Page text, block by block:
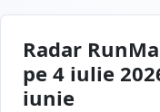
Radar
pe 4 iulie
iunie